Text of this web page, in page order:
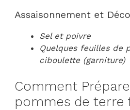
Assaisonnement et
Sel et poivre
Quelques feuilles de
ciboulette (garniture)
Comment
pommes de terre